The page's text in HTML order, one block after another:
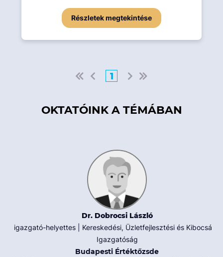
Részletek megtekintése
1
OKTATÓINK A TÉMÁBAN
Dr. Dobrocsi László
igazgató-helyettes | Kereskedési, Üzletfejlesztési és Kibocsátói
Igazgatóság
Budapesti Értéktőzsde